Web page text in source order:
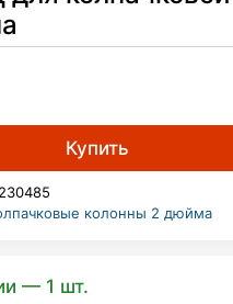
Купить
колонны 2 дюйма
— 1 шт.